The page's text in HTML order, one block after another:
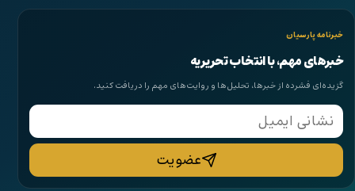
خبرنامه پارسیان
خبرهای مهم، با انتخاب تحریریه
گزیده‌ای فشرده از خبرها، تحلیل‌ها و روایت‌های مهم را دریافت کنید.
ایمیل
عضویت